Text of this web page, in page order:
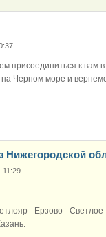
присоединиться к вам в
Черном море и
Нижегородской
11:29
- Ерзово -